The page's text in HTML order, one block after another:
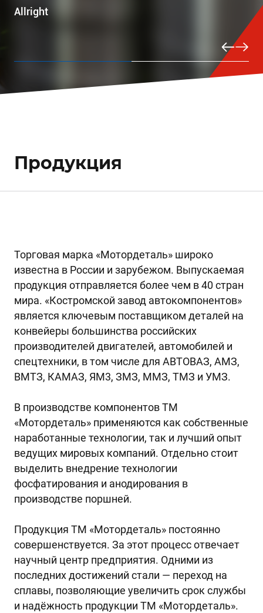
Allright
Allright
Продукция
Торговая марка «Мотордеталь» широко
известна в России и зарубежом. Выпускаемая
продукция отправляется более чем в 40 стран
мира. «Костромской завод автокомпонентов»
является ключевым поставщиком деталей на
конвейеры большинства российских
производителей двигателей, автомобилей и
спецтехники, в том числе для АВТОВАЗ, АМЗ,
ВМТЗ, КАМАЗ, ЯМ3, ЗМЗ, ММЗ, ТМЗ и УМЗ.
В производстве компонентов ТМ
«Мотордеталь» применяются как собственные
наработанные технологии, так и лучший опыт
ведущих мировых компаний. Отдельно стоит
выделить внедрение технологии
фосфатирования и анодирования в
производстве поршней.
Продукция ТМ «Мотордеталь» постоянно
совершенствуется. За этот процесс отвечает
научный центр предприятия. Одними из
последних достижений стали — переход на
сплавы, позволяющие увеличить срок службы
и надёжность продукции ТМ «Мотордеталь».